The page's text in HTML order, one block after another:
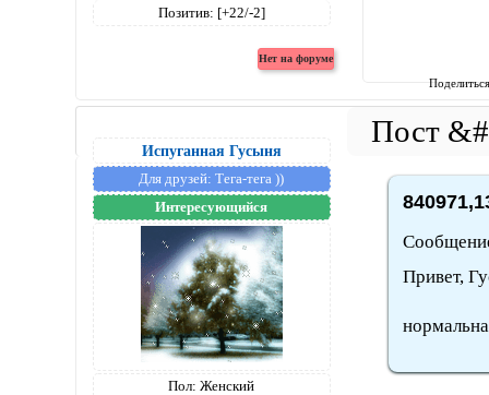
Позитив: [+22/-2]
Испуганная Гусыня
Для друзей: Тега-тега ))
Интересующийся
Пол: Женский
Привет,